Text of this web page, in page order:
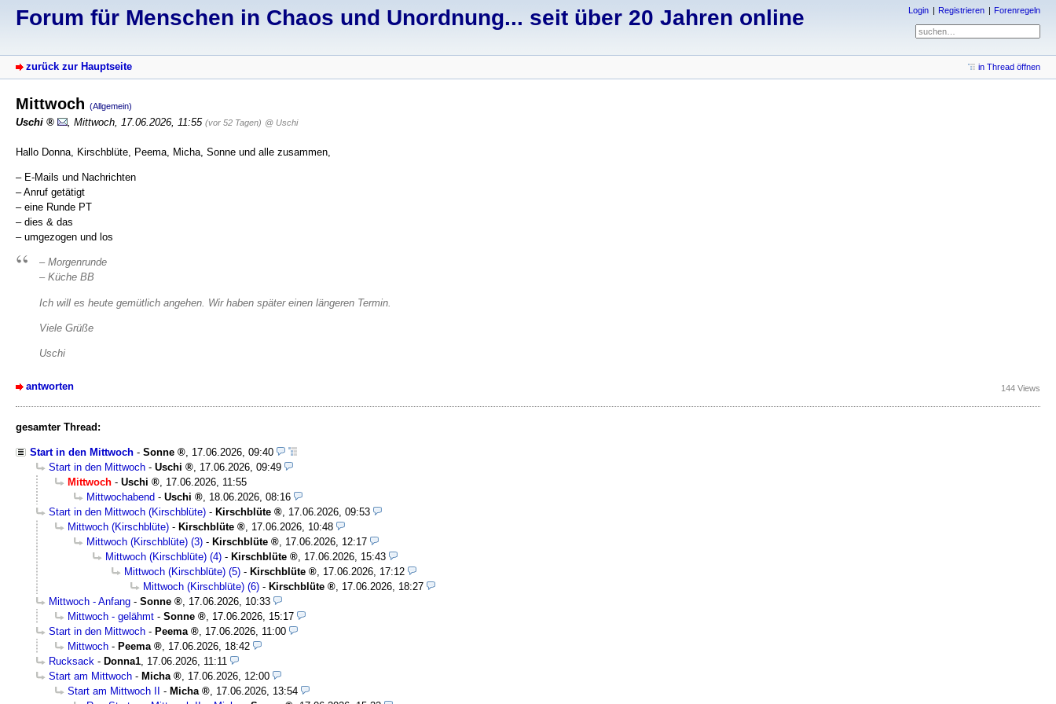
Forum für Menschen in Chaos und Unordnung... seit über 20 Jahren online Login Registrieren Forenregeln
zurück zur Hauptseite in Thread öffnen
Mittwoch (Allgemein)
Uschi , Mittwoch, 17.06.2026, 11:55 (vor 52 Tagen) @ Uschi
Hallo Donna, Kirschblüte, Peema, Micha, Sonne und alle zusammen,
– E-Mails und Nachrichten
– Anruf getätigt
– eine Runde PT
– dies & das
– umgezogen und los
– Morgenrunde
– Küche BB
Ich will es heute gemütlich angehen. Wir haben später einen längeren Termin.
Viele Grüße
Uschi
antworten 144 Views
gesamter Thread:
Start in den Mittwoch - Sonne
17.06.2026, 09:40
Start in den Mittwoch - Uschi
17.06.2026, 09:49
Mittwoch - Uschi
17.06.2026, 11:55
Mittwochabend - Uschi
18.06.2026, 08:16
Start in den Mittwoch (Kirschblüte) - Kirschblüte
17.06.2026, 09:53
Mittwoch (Kirschblüte) - Kirschblüte
17.06.2026, 10:48
Mittwoch (Kirschblüte) (3) - Kirschblüte
17.06.2026, 12:17
Mittwoch (Kirschblüte) (4) - Kirschblüte
17.06.2026, 15:43
Mittwoch (Kirschblüte) (5) - Kirschblüte
17.06.2026, 17:12
Mittwoch (Kirschblüte) (6) - Kirschblüte
17.06.2026, 18:27
Mittwoch - Anfang - Sonne
17.06.2026, 10:33
Mittwoch - gelähmt - Sonne
17.06.2026, 15:17
Start in den Mittwoch - Peema
17.06.2026, 11:00
Mittwoch - Peema
17.06.2026, 18:42
Rucksack - Donna1 17.06.2026, 11:11
Start am Mittwoch - Micha
17.06.2026, 12:00
Start am Mittwoch II
- Micha
17.06.2026, 13:54